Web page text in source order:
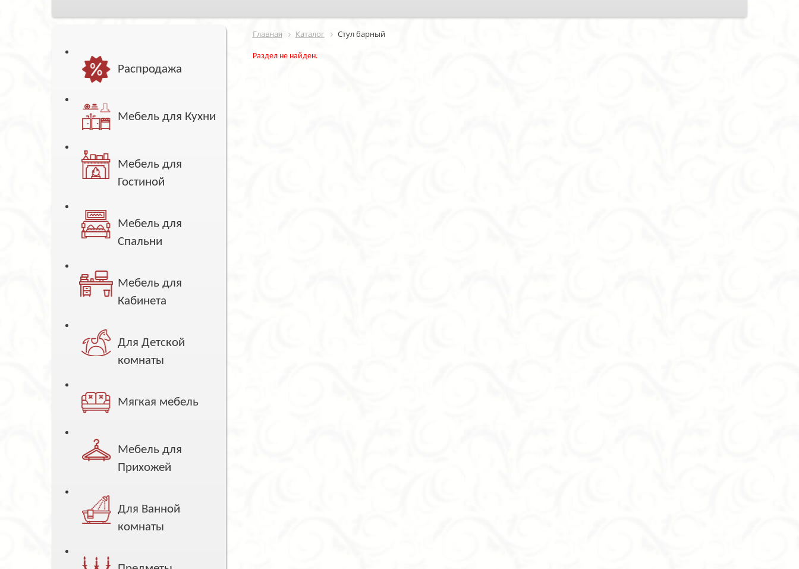
Распродажа
Мебель для Кухни
Мебель для
Гостиной
Мебель для
Спальни
Мебель для
Кабинета
Для Детской
комнаты
Мягкая мебель
Мебель для
Прихожей
Для Ванной
комнаты
Главная Каталог Стул барный
Раздел не найден.